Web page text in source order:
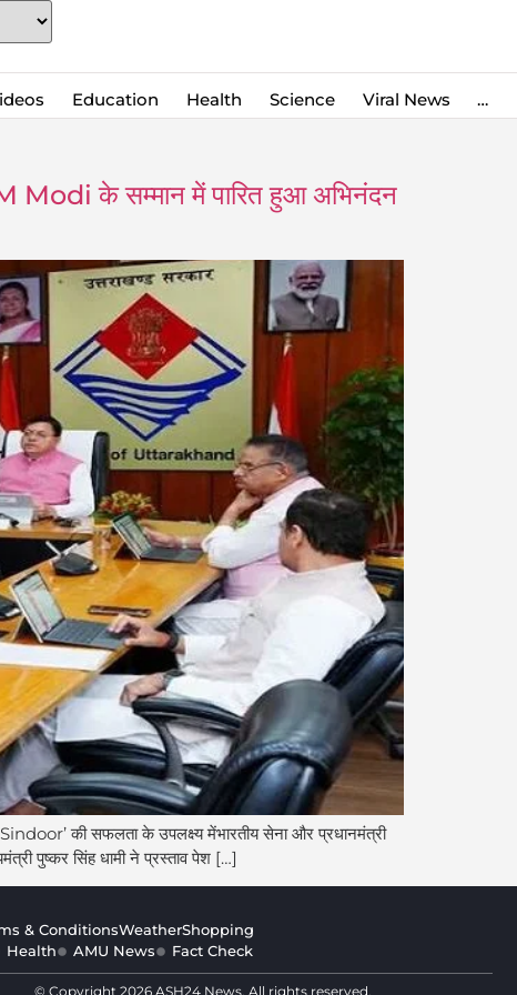
Education Health Science Viral News …
Modi के सम्मान में पारित हुआ अभिनंदन
की सफलता के उपलक्ष्य मेंभारतीय सेना और प्रधानमंत्री
पुष्कर सिंह धामी ने प्रस्ताव पेश […]
& ConditionsWeatherShopping
Health AMU News Fact Check
© Copyright 2026 ASH24 News. All rights reserved.